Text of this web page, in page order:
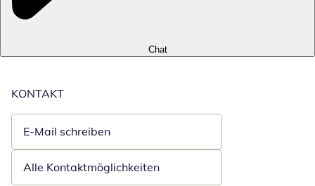
Chat
KONTAKT
E-Mail schreiben
Öffnet E-Mail-Client
Alle Kontaktmöglichkeiten